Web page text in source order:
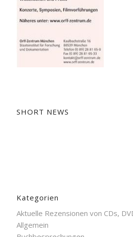
SHORT NEWS
Kategorien
Aktuelle Rezensionen von CDs,
Allgemein